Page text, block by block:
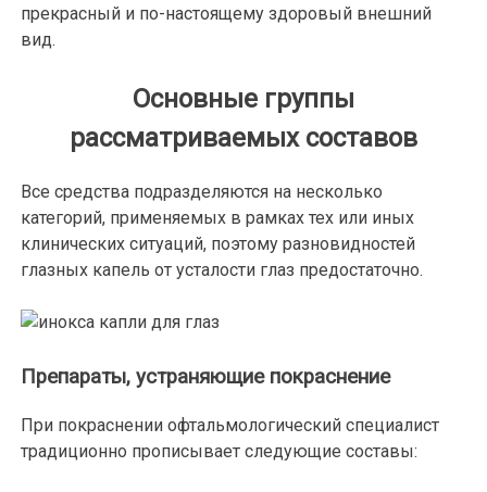
прекрасный и по-настоящему здоровый внешний
вид.
Основные группы
рассматриваемых составов
Все средства подразделяются на несколько
категорий, применяемых в рамках тех или иных
клинических ситуаций, поэтому разновидностей
глазных капель от усталости глаз предостаточно.
Препараты, устраняющие покраснение
При покраснении офтальмологический специалист
традиционно прописывает следующие составы: